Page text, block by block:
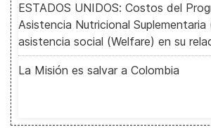
ESTADOS UNIDOS: Costos del
Asistencia Nutricional
asistencia social (Welfare) en su
La Misión es salvar a Colombia